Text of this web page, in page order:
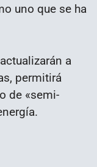
uno que se ha
a
permitirá
de «semi-